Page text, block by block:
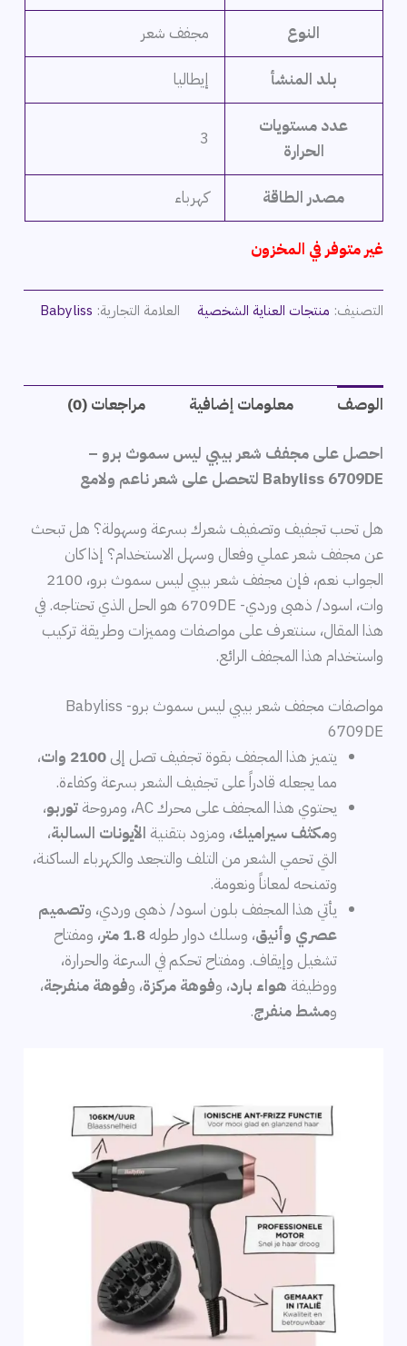
النوع مجفف شعر
بلد المنشأ إيطاليا
عدد مستويات
الحرارة
3
مصدر الطاقة كهرباء
غير متوفر في المخزون
التصنيف: منتجات العناية الشخصية العلامة التجارية: Babyliss
الوصف معلومات إضافية مراجعات (0)
احصل على مجفف شعر بيبي ليس سموث برو –
Babyliss 6709DE لتحصل على شعر ناعم ولامع
هل تحب تجفيف وتصفيف شعرك بسرعة وسهولة؟ هل تبحث
عن مجفف شعر عملي وفعال وسهل الاستخدام؟ إذا كان
الجواب نعم، فإن مجفف شعر بيبي ليس سموث برو، 2100
وات، اسود/ ذهبى وردي- 6709DE هو الحل الذي تحتاجه. في
هذا المقال، سنتعرف على مواصفات ومميزات وطريقة تركيب
واستخدام هذا المجفف الرائع.
مواصفات مجفف شعر بيبي ليس سموث برو- Babyliss
6709DE
يتميز هذا المجفف بقوة تجفيف تصل إلى2100 وات
،
مما يجعله قادراً على تجفيف الشعر بسرعة وكفاءة.
يحتوي هذا المجفف على محرك AC، ومروحة
توربو،
ومكثف سيراميك، ومزود بتقنية الأيونات السالبة،
التي تحمي الشعر من التلف والتجعد والكهرباء الساكنة،
وتمنحه لمعاناً ونعومة.
يأتي هذا المجفف بلون اسود/ ذهبى وردي، وتصميم
عصري وأنيق، وسلك دوار طوله1.8 متر
، ومفتاح
تشغيل وإيقاف. ومفتاح تحكم في السرعة والحرارة،
ووظيفة هواء بارد، وفوهة مركزة، وفوهة منفرجة،
ومشط منفرج.